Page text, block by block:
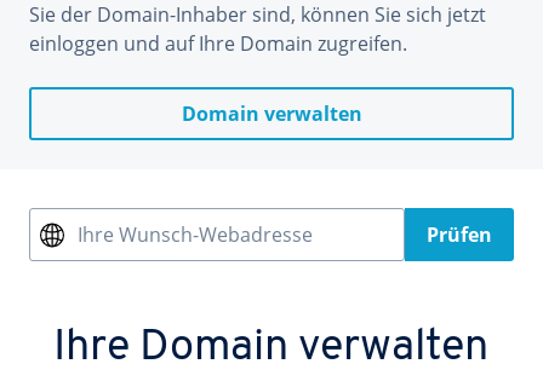
Sie der Domain-Inhaber sind, können Sie sich jetzt
einloggen und auf Ihre Domain zugreifen.
Domain verwalten
Ihre Wunsch-Webadresse Prüfen
Ihre Domain verwalten